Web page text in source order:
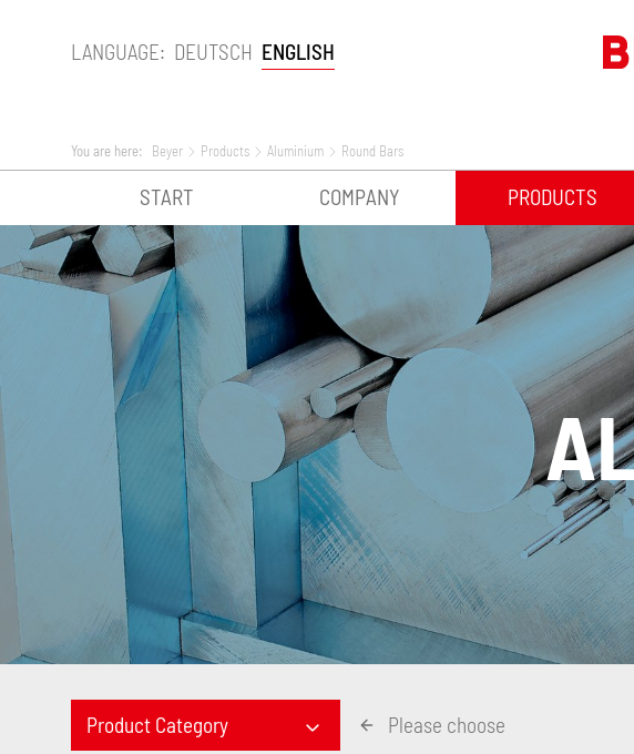
LANGUAGE: DEUTSCH ENGLISH
You are here: Beyer Products Aluminium Round Bars
START COMPANY PRODUCTS
Product Category Please choose